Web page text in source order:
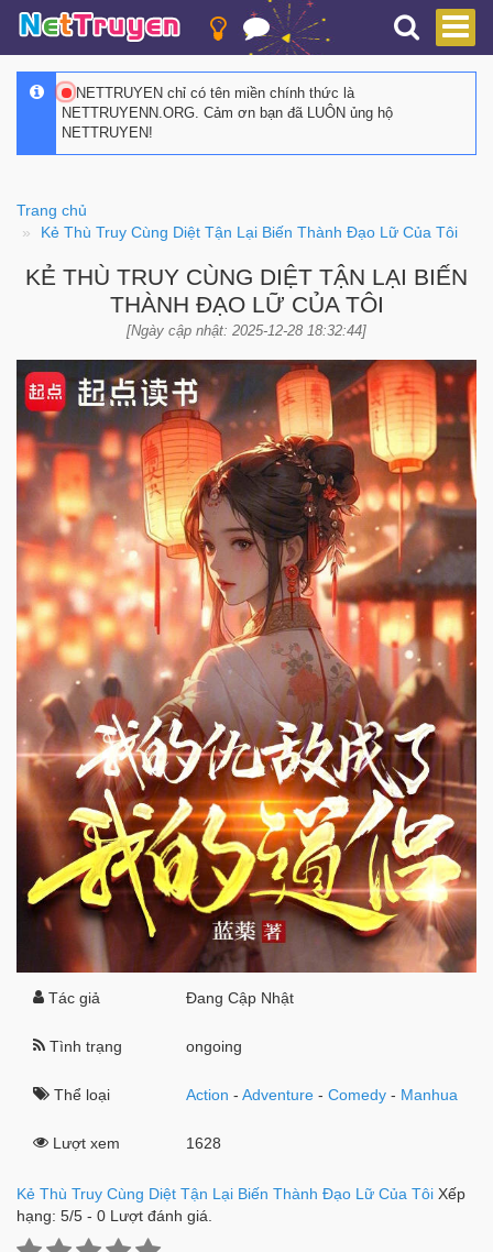
NETTRUYEN chỉ có tên miền chính thức là
NETTRUYENN.ORG. Cảm ơn bạn đã LUÔN ủng hộ
NETTRUYEN!
Trang chủ
Kẻ Thù Truy Cùng Diệt Tận Lại Biến Thành Đạo Lữ Của Tôi
KẺ THÙ TRUY CÙNG DIỆT TẬN LẠI BIẾN
THÀNH ĐẠO LỮ CỦA TÔI
[Ngày cập nhật: 2025-12-28 18:32:44]
Tác giả Đang Cập Nhật
Tình trạng ongoing
Thể loại Action -Adventure -Comedy - Manhua
Lượt xem 1628
Kẻ Thù Truy Cùng Diệt Tận Lại Biến Thành Đạo Lữ Của Tôi Xếp
hạng: 5/5 - 0 Lượt đánh giá.